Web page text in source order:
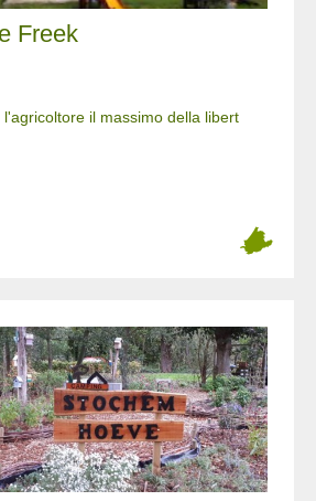
Freek
il massimo della libert